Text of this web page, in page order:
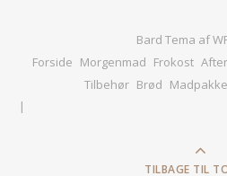
Bard Tema af
Forside Morgenmad Frokost
Tilbehør Brød
TILBAGE TIL